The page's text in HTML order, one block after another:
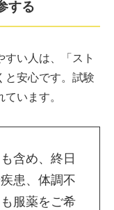
する
い人は、「スト
と安心です。試験
います。
含め、終日
患、体調不
服薬をご希